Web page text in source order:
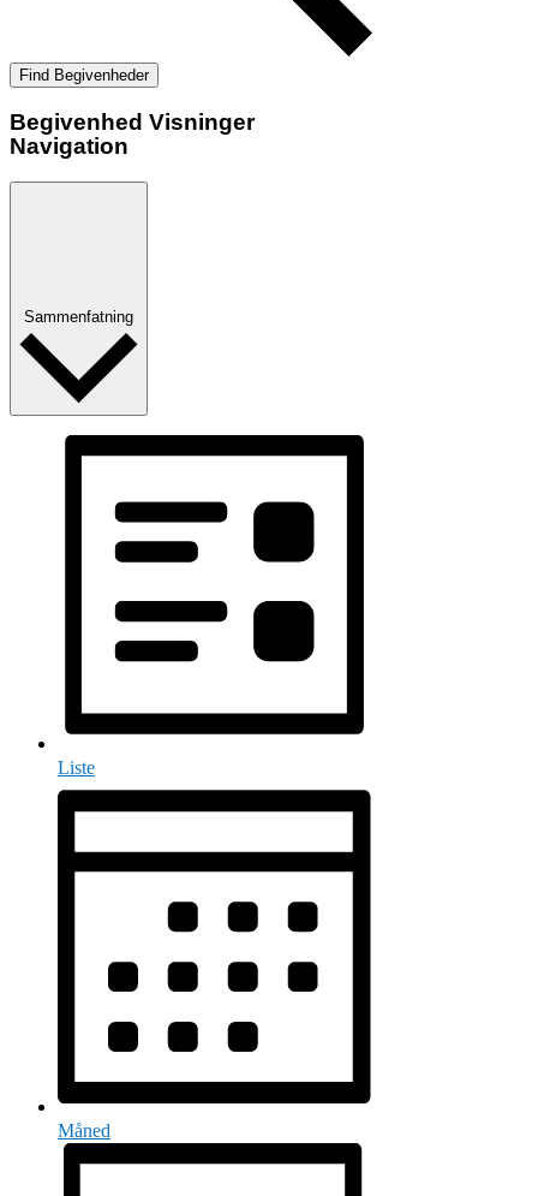
Find Begivenheder
Begivenhed Visninger
Navigation
Sammenfatning
Liste
Måned